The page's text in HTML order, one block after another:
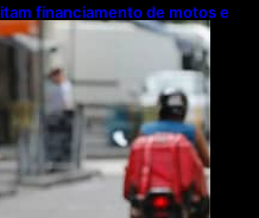
financiamento de motos e
entregadores